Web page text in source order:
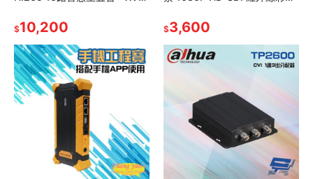
$10,200 $3,600